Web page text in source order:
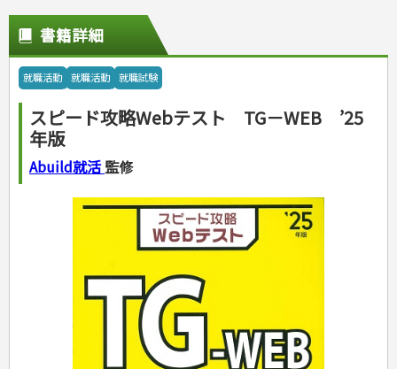
スポーツ
スポーツルール
野球
ゴルフ
ジュニアスポーツ
その他スポーツ
自然・アウトドア・ペット
アウトドア
犬・猫
園芸・野菜づくり
雑学
娯楽・ゲーム・占い
ナンプレ
ゲーム・マジック
家相・風水・占い
カルチャー・芸術・趣味
音楽・楽器
趣味・鑑賞・カメラ
絵画・デッサン
辞典
語学・旅行会話
運転免許
原付・二輪
普通免許
生活・暮らし
料理
料理・レシピ
各国料理
お弁当
調理器具クッキング
お菓子・ケーキ・パン
飲み物・お酒
手芸・クラフト
ソーイング
クラフト
インテリア・ハウジング
収納・掃除・暮らし
美容・ファッション
ダイエット・エクササイズ
着物・着つけ
冠婚葬祭・手紙・ペン字
手紙・ペン字
妊娠・出産・育児
離乳食・幼児食・こどもレシピ
健康と保育
家庭医学・健康
ツボ・マッサージ
家庭医学・病気
健康知識
栄養事典
看護・介護
看護一般
介護一般
保育・教育
パネルシアター
指導マニュアル
こどもの本
児童一般
おりがみ・あやとり
なぞなぞ・ゲーム
占い・心理ゲーム
のりもの・ずかん
学参・ドリル
夏休みドリル
総復習ドリル
学習・地図
自由研究・読書感想文
就職活動
就職活動
就職試験
資格試験
英語検定・TOEIC
漢字検定・数学検定
ケアマネジャー
介護・社会福祉士
司法書士・社労士
経営・経済・法律
ビジネス・法律
簿記・経理・税金・保険
ビジネス読み物
国内旅行
散歩・グルメ
地理・地図
成美文庫
ダイアリー
ダイアリー
プラチナダイアリー プレステージ
書籍詳細
就職活動 就職活動 就職試験
スピード攻略Webテスト TG－WEB ’25
年版
Abuild就活監修